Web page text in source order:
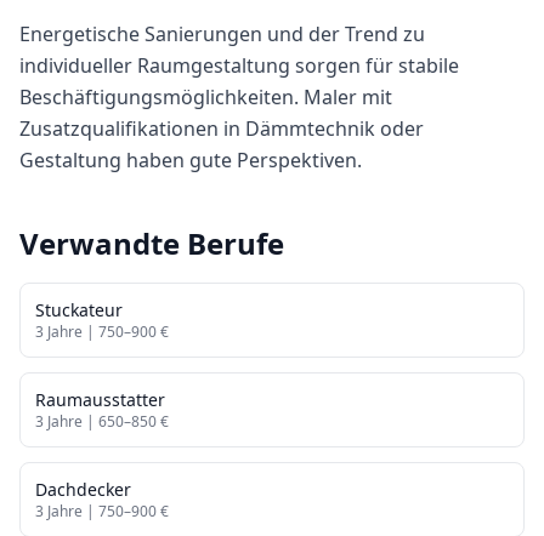
Energetische Sanierungen und der Trend zu
individueller Raumgestaltung sorgen für stabile
Beschäftigungsmöglichkeiten. Maler mit
Zusatzqualifikationen in Dämmtechnik oder
Gestaltung haben gute Perspektiven.
Verwandte Berufe
Stuckateur
3 Jahre | 750–900€
Raumausstatter
3 Jahre | 650–850€
Dachdecker
3 Jahre | 750–900€